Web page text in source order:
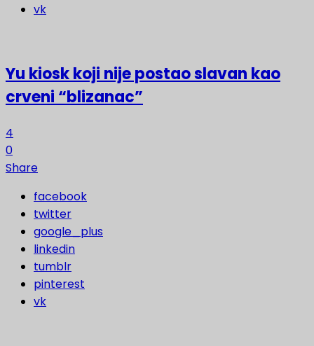
vk
Yu kiosk koji nije postao slavan kao
crveni “blizanac”
4
0
Share
facebook
twitter
google_plus
linkedin
tumblr
pinterest
vk